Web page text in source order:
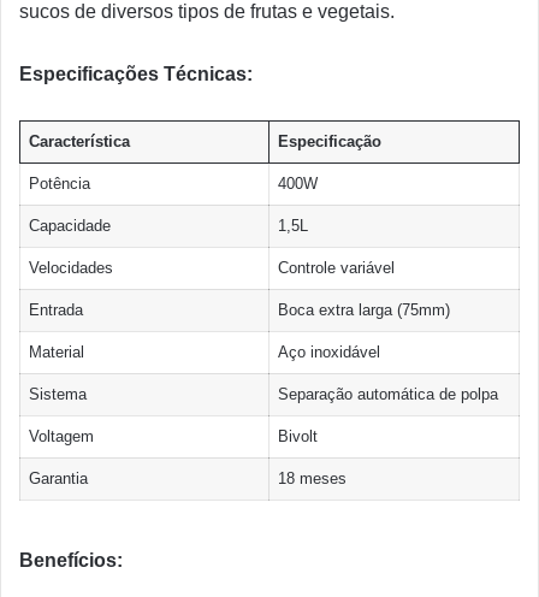
sucos de diversos tipos de frutas e vegetais.
Especificações Técnicas:
Característica Especificação
Potência 400W
Capacidade 1,5L
Velocidades Controle variável
Entrada Boca extra larga (75mm)
Material Aço inoxidável
Sistema Separação automática de polpa
Voltagem Bivolt
Garantia 18 meses
Benefícios: